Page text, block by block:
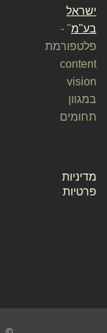
ישראל
בע"מ" -
פלטפורמת
content
vision
במגוון
תחומים
מדיניות
פרטיות